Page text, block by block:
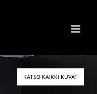
KATSO KAIKKI KUVAT